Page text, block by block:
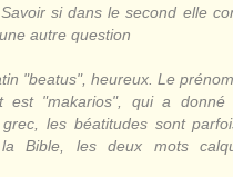
si dans le second elle
autre question
"beatus", heureux. Le
est "makarios", qui a
les béatitudes sont
Bible, les deux mots